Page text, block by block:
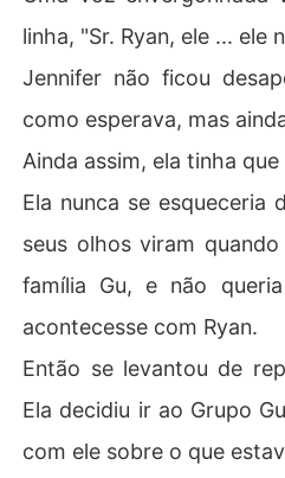
linha, "Sr. Ryan, ele ... ele
Jennifer não ficou
como esperava, mas
Ainda assim, ela tinha
Ela nunca se esqueceria
seus olhos viram
família Gu, e não
acontecesse com Ryan.
Então se levantou de
Ela decidiu ir ao Grupo
com ele sobre o que